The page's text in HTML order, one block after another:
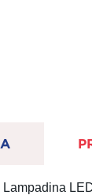
Lampadina